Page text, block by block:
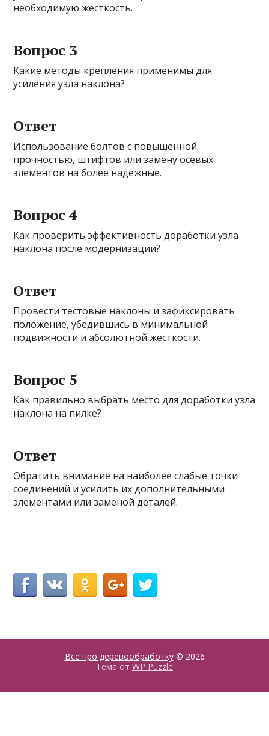
необходимую жесткость.
Вопрос 3
Какие методы крепления применимы для
усиления узла наклона?
Ответ
Использование болтов с повышенной
прочностью, штифтов или замену осевых
элементов на более надежные.
Вопрос 4
Как проверить эффективность доработки узла
наклона после модернизации?
Ответ
Провести тестовые наклоны и зафиксировать
положение, убедившись в минимальной
подвижности и абсолютной жесткости.
Вопрос 5
Как правильно выбрать место для доработки узла
наклона на пилке?
Ответ
Обратить внимание на наиболее слабые точки
соединений и усилить их дополнительными
элементами или заменой деталей.
Все про деревообработку© 2026
Тема от WP Puzzle